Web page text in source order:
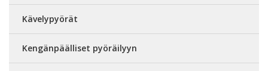
Kävelypyörät
Kengänpäälliset pyöräilyyn